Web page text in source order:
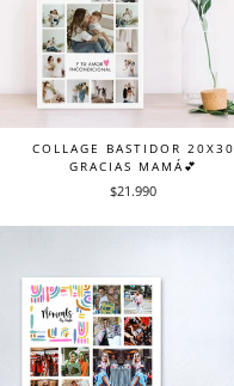
COLLAGE BASTIDOR 20X30
GRACIAS MAMÁ💕
$21.990